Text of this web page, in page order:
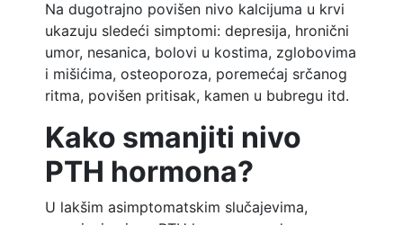
Na dugotrajno povišen nivo kalcijuma u krvi
ukazuju sledeći simptomi: depresija, hronični
umor, nesanica, bolovi u kostima, zglobovima
i mišićima, osteoporoza, poremećaj srčanog
ritma, povišen pritisak, kamen u bubregu itd.
Kako smanjiti nivo
PTH hormona?
U lakšim asimptomatskim slučajevima,